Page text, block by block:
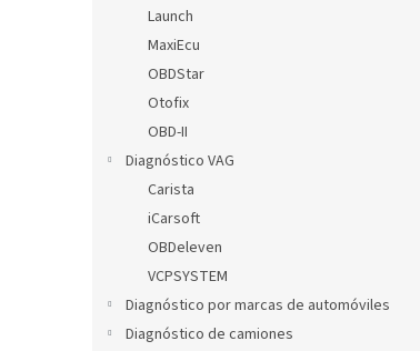
Launch
MaxiEcu
OBDStar
Otofix
OBD-II
Diagnóstico VAG
Carista
iCarsoft
OBDeleven
VCPSYSTEM
Diagnóstico por marcas de automóviles
Diagnóstico de camiones